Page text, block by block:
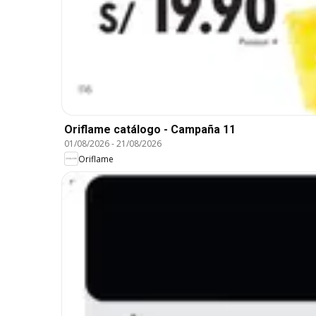
Oriflame catálogo - Campaña 11
01/08/2026-21/08/2026
Oriflame